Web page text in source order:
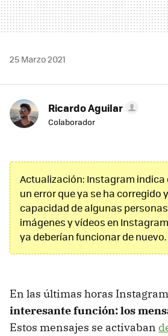
25 Marzo 2021
Ricardo Aguilar
Colaborador
Actualización: Instagram indica
un error que ya se ha corregido
capacidad de algunas
imágenes y vídeos en
ya deberían funcionar de nuevo.
En las últimas horas Instagram
interesante función: los
Estos mensajes se activaban